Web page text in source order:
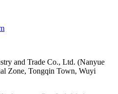
and Trade Co., Ltd. (Nanyue
Zone, Tongqin Town, Wuyi